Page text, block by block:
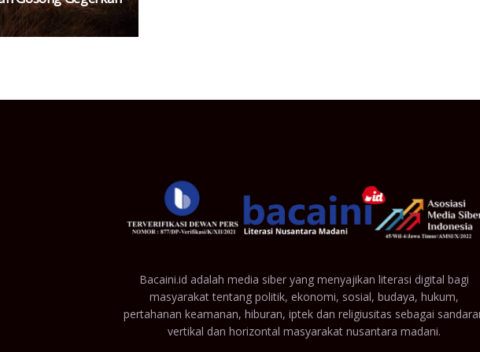
Bacaini.id adalah media siber yang menyajikan literasi digital bagi
masyarakat tentang politik, ekonomi, sosial, budaya, hukum,
pertahanan keamanan, hiburan, iptek dan religiusitas sebagai
vertikal dan horizontal masyarakat nusantara madani.